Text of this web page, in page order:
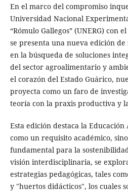
En el marco del compromiso
Universidad Nacional
“Rómulo Gallegos” (UNERG) con
se presenta una nueva edición
en la búsqueda de soluciones
del sector agroalimentario y
el corazón del Estado Guárico,
proyecta como un faro de
teoría con la praxis productiva y
Esta edición destaca la
como un requisito académico,
fundamental para la
visión interdisciplinaria, se
estrategias pedagógicas, tales
y "huertos didácticos", los cuales